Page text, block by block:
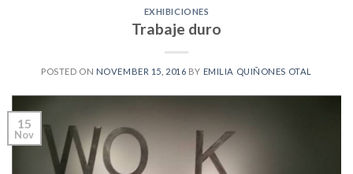
EXHIBICIONES
Trabaje duro
POSTED ON NOVEMBER 15, 2016 BY EMILIA QUIÑONES OTAL
15
Nov